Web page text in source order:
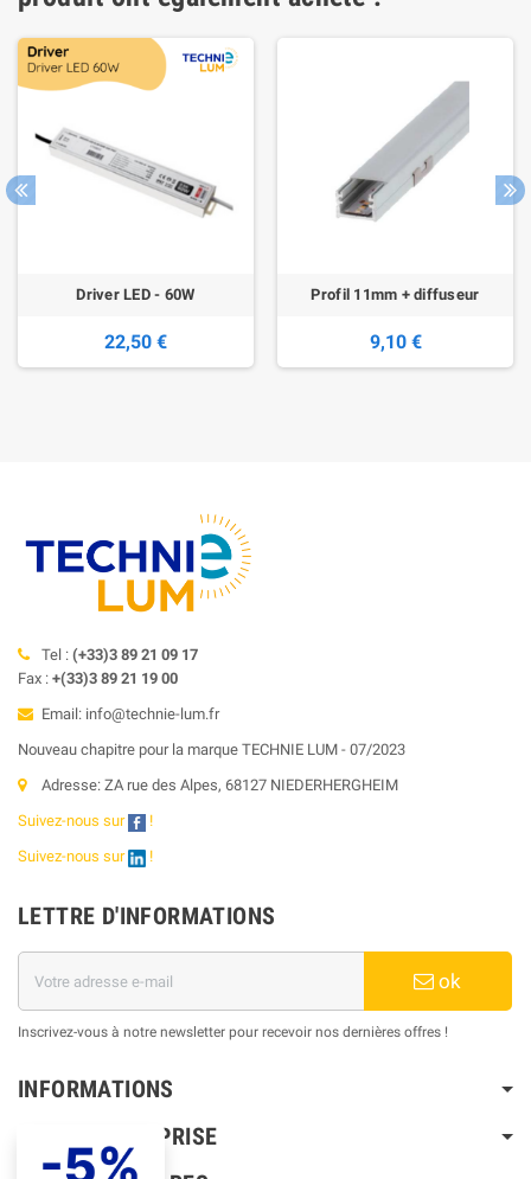
Driver LED - 60W
22,50 €
Profil 11mm + diffuseur
9,10 €
Tel : (+33)3 89 21 09 17
Fax : +(33)3 89 21 19 00
Email: info@technie-lum.fr
Nouveau chapitre pour la marque TECHNIE LUM - 07/2023
Adresse: ZA rue des Alpes, 68127 NIEDERHERGHEIM
Suivez-nous sur
!
Suivez-nous sur
!
LETTRE D'INFORMATIONS
ok
Inscrivez-vous à notre newsletter pour recevoir nos dernières offres !
INFORMATIONS
NOTRE ENTREPRISE